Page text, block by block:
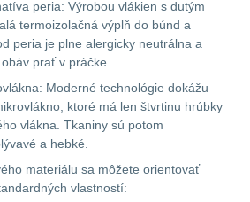
11
peria: Výrobou vlákien s dutým
termoizolačná výplň do búnd a
peria je plne alergicky neutrálna a
prať v práčke.
Moderné technológie dokážu
ktoré má len štvrtinu hrúbky
vlákna. Tkaniny sú potom
a hebké.
materiálu sa môžete orientovať
vlastností: